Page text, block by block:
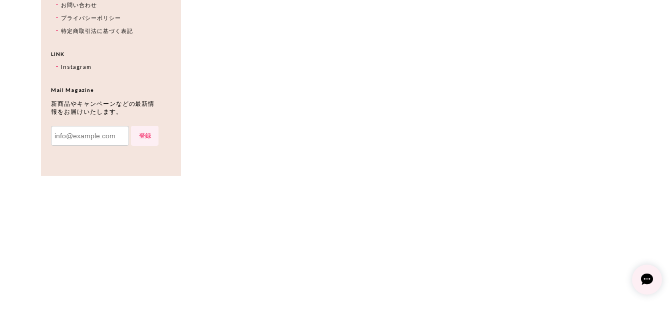
お問い合わせ
プライバシーポリシー
特定商取引法に基づく表記
LINK
Instagram
Mail Magazine
新商品やキャンペーンなどの最新情
報をお届けいたします。
登録